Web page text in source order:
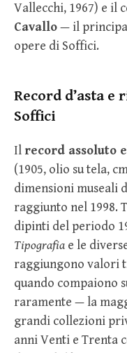
Vallecchi, 1967) e il
Cavallo— il
opere di Soffici.
Record d’asta
Soffici
Il record assoluto
(1905, olio su tela,
dimensioni museali
raggiunto nel 1998.
dipinti del periodo
Tipografia e le
raggiungono valori
quando compaiono
raramente — la
grandi collezioni
anni Venti e Trenta